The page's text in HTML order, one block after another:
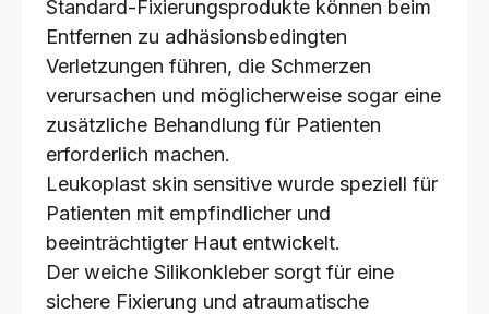
Standard-Fixierungsprodukte können beim
Entfernen zu adhäsionsbedingten
Verletzungen führen, die Schmerzen
verursachen und möglicherweise sogar eine
zusätzliche Behandlung für Patienten
erforderlich machen.
Leukoplast skin sensitive wurde speziell für
Patienten mit empfindlicher und
beeinträchtigter Haut entwickelt.
Der weiche Silikonkleber sorgt für eine
sichere Fixierung und atraumatische